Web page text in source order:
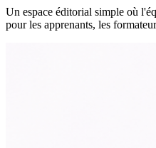
Un espace éditorial simple où
pour les apprenants, les